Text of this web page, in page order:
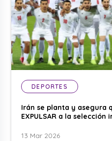
DEPORTES
Irán se planta y asegura
EXPULSAR a la selección
13 Mar 2026